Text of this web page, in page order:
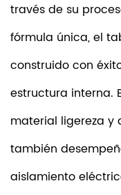
través de su
fórmula única, el
construido con
estructura interna.
material ligereza y
también
aislamiento